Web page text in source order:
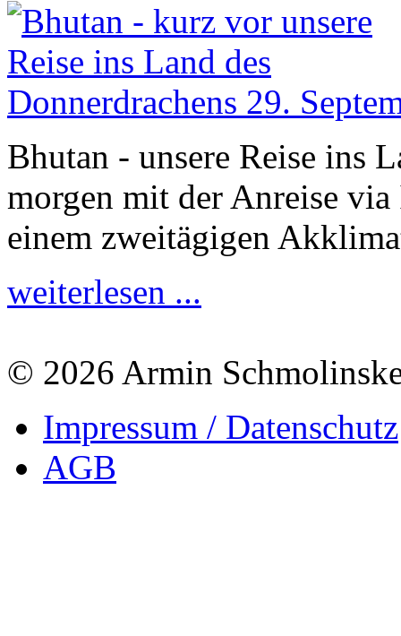
Bhutan - unsere Reise ins
morgen mit der Anreise
einem zweitägigen
weiterlesen ...
© 2026 Armin
Impressum / Datenschutz
AGB